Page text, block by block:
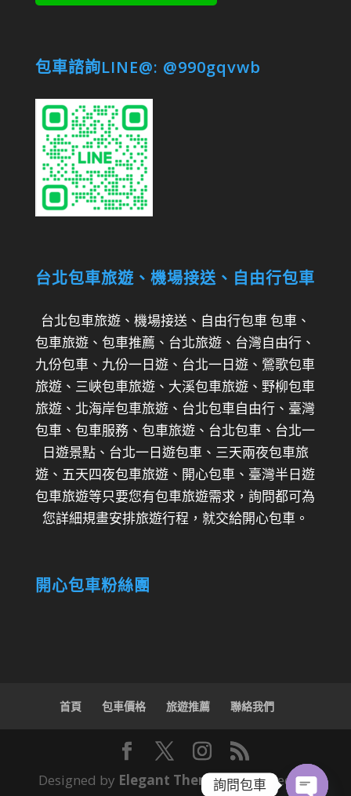
包車諮詢LINE@: @990gqvwb
台北包車旅遊、機場接送、自由行包車
台北包車旅遊、機場接送、自由行包車 包車、
包車旅遊、包車推薦、台北旅遊、台灣自由行、
九份包車、九份一日遊、台北一日遊、鶯歌包車
旅遊、三峽包車旅遊、大溪包車旅遊、野柳包車
旅遊、北海岸包車旅遊、台北包車自由行、臺灣
包車、包車服務、包車旅遊、台北包車、台北一
日遊景點、台北一日遊包車、三天兩夜包車旅
遊、五天四夜包車旅遊、開心包車、臺灣半日遊
包車旅遊等只要您有包車旅遊需求，詢問都可為
您詳細規畫安排旅遊行程，就交給開心包車。
開心包車粉絲團
首頁 包車價格 旅遊推薦 聯絡我們
Designed by Elegant Themes| Powered by
詢問包車